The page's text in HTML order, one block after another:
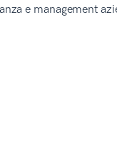
e management